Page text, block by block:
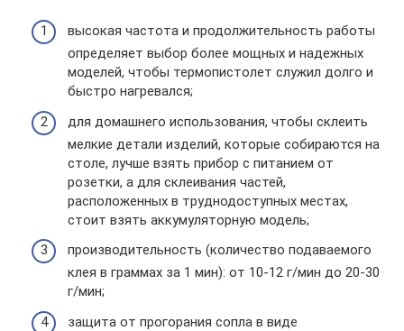
высокая частота и продолжительность работы
определяет выбор более мощных и надежных
моделей, чтобы термопистолет служил долго и
быстро нагревался;
для домашнего использования, чтобы склеить
мелкие детали изделий, которые собираются на
столе, лучше взять прибор с питанием от
розетки, а для склеивания частей,
расположенных в труднодоступных местах,
стоит взять аккумуляторную модель;
производительность (количество подаваемого
клея в граммах за 1 мин): от 10-12 г/мин до 20-30
г/мин;
защита от прогорания сопла в виде